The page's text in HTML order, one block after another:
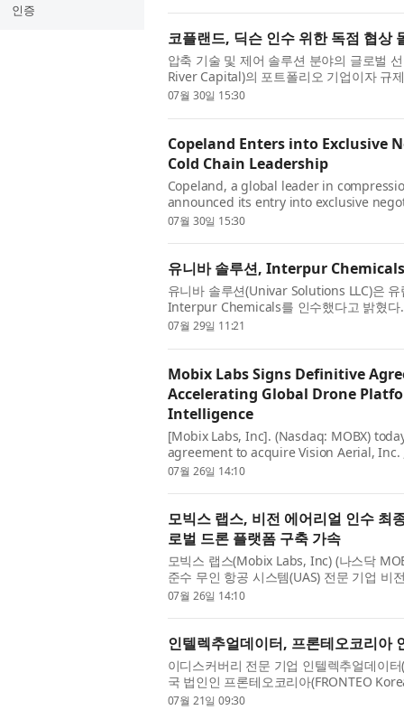
인증
코플랜드, 딕슨 인수 위한 독점 협상
압축 기술 및 제어 솔루션 분야의 글로벌
River Capital)의 포트폴리오 기업이자 규
모니터링 및 클라우드 네...
07월 30일 15:30
Copeland Enters into Exclusive
Cold Chain Leadership
Copeland, a global leader in
announced its entry into exclusive
company of May River Capital a...
07월 30일 15:30
유니바 솔루션, Interpur Chemicals
유니바 솔루션(Univar Solutions LLC)은
Interpur Chemicals를 인수했다고 밝혔
Specialties 사업부 내 Perfor...
07월 29일 11:21
Mobix Labs Signs Definitive
Accelerating Global Drone
Intelligence
[Mobix Labs, Inc]. (Nasdaq: MOBX)
agreement to acquire Vision Aerial,
American-built, National Defense
07월 26일 14:10
모빅스 랩스, 비전 에어리얼 인수 최
로벌 드론 플랫폼 구축 가속
모빅스 랩스(Mobix Labs, Inc) (나스닥
준수 무인 항공 시스템(UAS) 전문 기업
체결했다고 발표했다....
07월 26일 14:10
인텔렉추얼데이터, 프론테오코리
이디스커버리 전문 기업 인텔렉추얼데이
국 법인인 프론테오코리아(FRONTEO
양수도계약(SPA)을 통해 프론...
07월 21일 09:30